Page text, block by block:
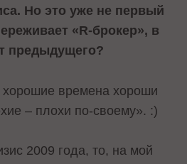
Но это уже не первый
«R-брокер», в
предыдущего?
хорошие времена хороши
– плохи по-своему». :)
2009 года, то, на мой